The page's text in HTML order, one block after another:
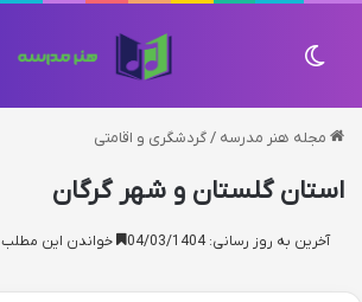
مجله هنر مدرسه /گردشگری و اقامتی
استان گلستان و شهر گرگان
آخرین به روز رسانی: 04/03/1404 خواندن این مطلب 17 دقیقه زمان میبرد